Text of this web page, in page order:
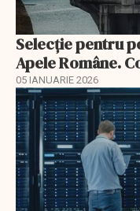
Selecţie pentru
Apele Române.
05 IANUARIE 2026